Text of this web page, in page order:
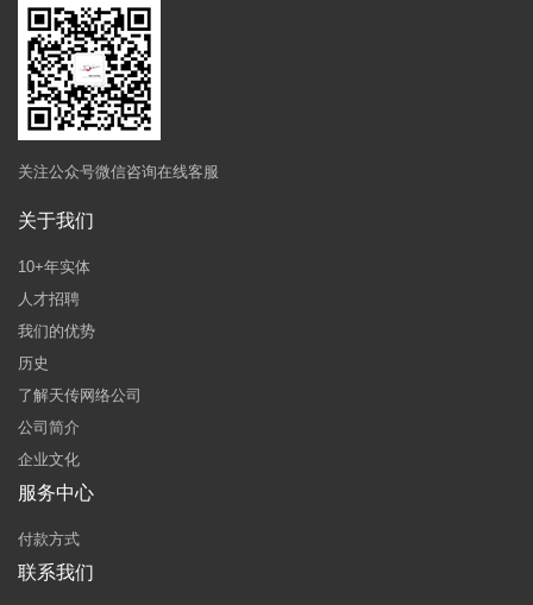
关注公众号微信咨询在线客服
关于我们
10+年实体
人才招聘
我们的优势
历史
了解天传网络公司
公司简介
企业文化
服务中心
付款方式
联系我们